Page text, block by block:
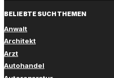
BELIEBTE SUCHTHEMEN
Anwalt
Architekt
Arzt
Autohandel